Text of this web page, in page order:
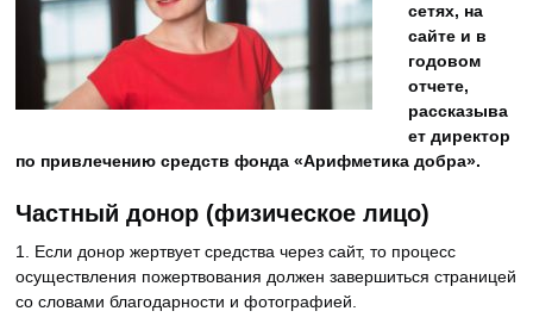
сетях, на
сайте и в
годовом
отчете,
рассказыва
ет директор
по привлечению средств фонда «Арифметика добра».
Частный донор (физическое лицо)
1. Если донор жертвует средства через сайт, то процесс
осуществления пожертвования должен завершиться страницей
со словами благодарности и фотографией.